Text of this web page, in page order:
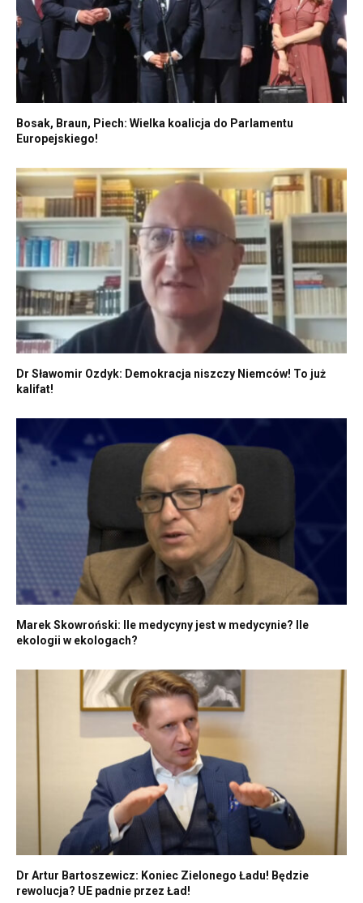
Bosak, Braun, Piech: Wielka koalicja do Parlamentu
Europejskiego!
Dr Sławomir Ozdyk: Demokracja niszczy Niemców! To już
kalifat!
Marek Skowroński: Ile medycyny jest w medycynie? Ile
ekologii w ekologach?
Dr Artur Bartoszewicz: Koniec Zielonego Ładu! Będzie
rewolucja? UE padnie przez Ład!